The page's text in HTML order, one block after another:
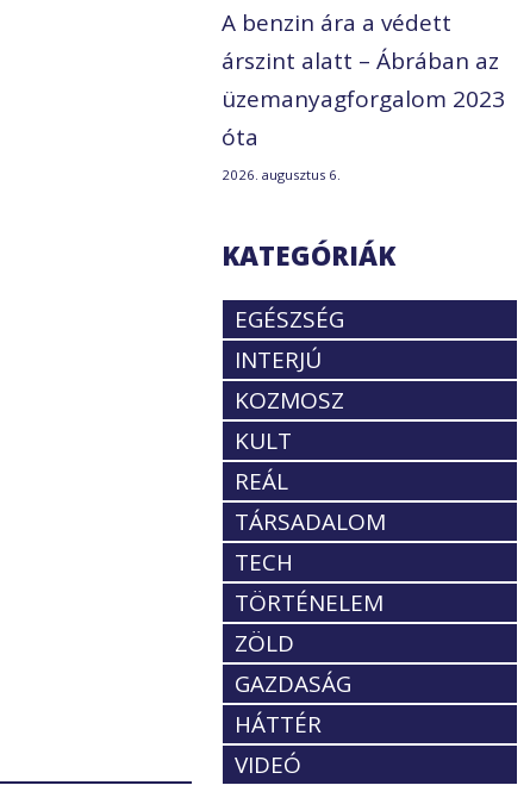
A benzin ára a védett
árszint alatt – Ábrában az
üzemanyagforgalom 2023
óta
2026. augusztus 6.
KATEGÓRIÁK
EGÉSZSÉG
INTERJÚ
KOZMOSZ
KULT
REÁL
TÁRSADALOM
TECH
TÖRTÉNELEM
ZÖLD
GAZDASÁG
HÁTTÉR
VIDEÓ